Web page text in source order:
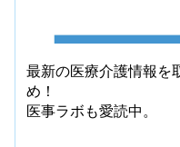
最新の医療介護情報を
め！
医事ラボも愛読中。